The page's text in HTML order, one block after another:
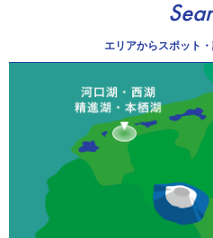
エリアからスポット